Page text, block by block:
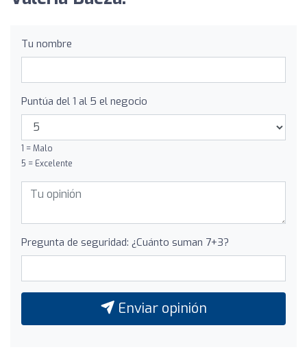
Tu nombre
Puntúa del 1 al 5 el negocio
1 = Malo
5 = Excelente
Pregunta de seguridad: ¿Cuánto suman 7+3?
Enviar opinión